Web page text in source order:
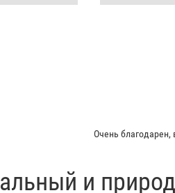
Очень благодарен,
и